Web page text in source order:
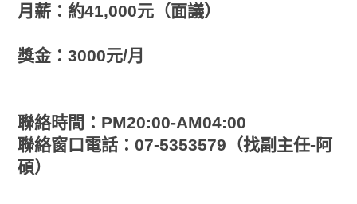
月薪：約41,000元（面議）
獎金：3000元/月
聯絡時間：PM20:00-AM04:00
聯絡窗口電話：07-5353579（找副主任-阿
碩）